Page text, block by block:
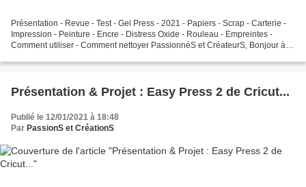
Présentation - Revue - Test - Gel Press - 2021 - Papiers - Scrap - Carterie -
Impression - Peinture - Encre - Distress Oxide - Rouleau - Empreintes -
Comment utiliser - Comment nettoyer PassionnéS et CréateurS, Bonjour à
Présentation & Projet : Easy Press 2 de Cricut...
Publié le 12/01/2021 à 18:48
Par PassionS et CréationS